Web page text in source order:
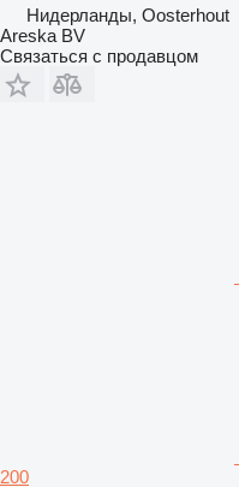
Нидерланды, Oosterhout
Areska BV
Связаться с продавцом
200